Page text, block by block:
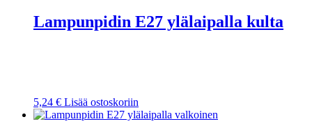
Lampunpidin E27 ylälaipalla kulta
5,24 € Lisää ostoskoriin